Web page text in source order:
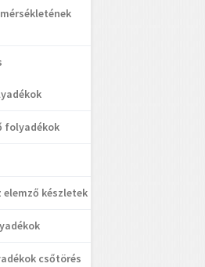
folyadékok
elemző készletek
csőtörés